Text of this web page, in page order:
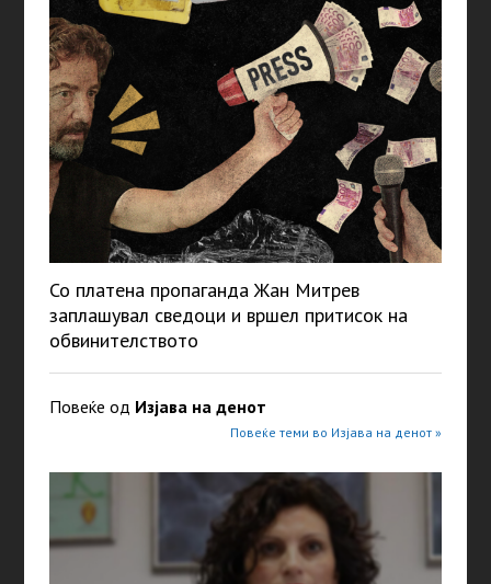
Со платена пропаганда Жан Митрев
заплашувал сведоци и вршел притисок на
обвинителството
Повеќе од Изјава на денот
Повеќе теми во Изјава на денот »